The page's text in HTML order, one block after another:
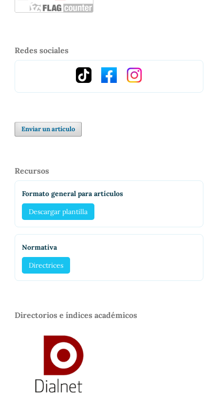
Redes sociales
Enviar un artículo
Recursos
Formato general para artículos
Descargar plantilla
Normativa
Directrices
Directorios e índices académicos